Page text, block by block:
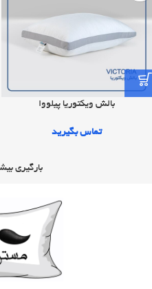
بالش ویکتوریا پیلووا
تماس بگیرید
بارگیری